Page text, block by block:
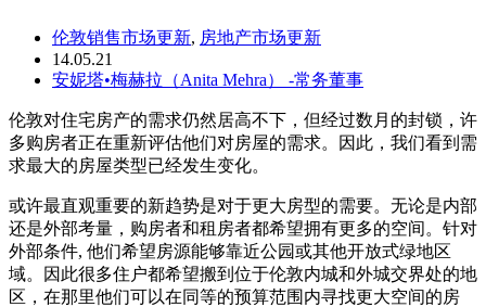
伦敦销售市场更新, 房地产市场更新
14.05.21
安妮塔•梅赫拉（Anita Mehra） -常务董事
伦敦对住宅房产的需求仍然居高不下，但经过数月的封锁，许
多购房者正在重新评估他们对房屋的需求。因此，我们看到需
求最大的房屋类型已经发生变化。
或许最直观重要的新趋势是对于更大房型的需要。无论是内部
还是外部考量，购房者和租房者都希望拥有更多的空间。针对
外部条件, 他们希望房源能够靠近公园或其他开放式绿地区
域。因此很多住户都希望搬到位于伦敦内城和外城交界处的地
区，在那里他们可以在同等的预算范围内寻找更大空间的房